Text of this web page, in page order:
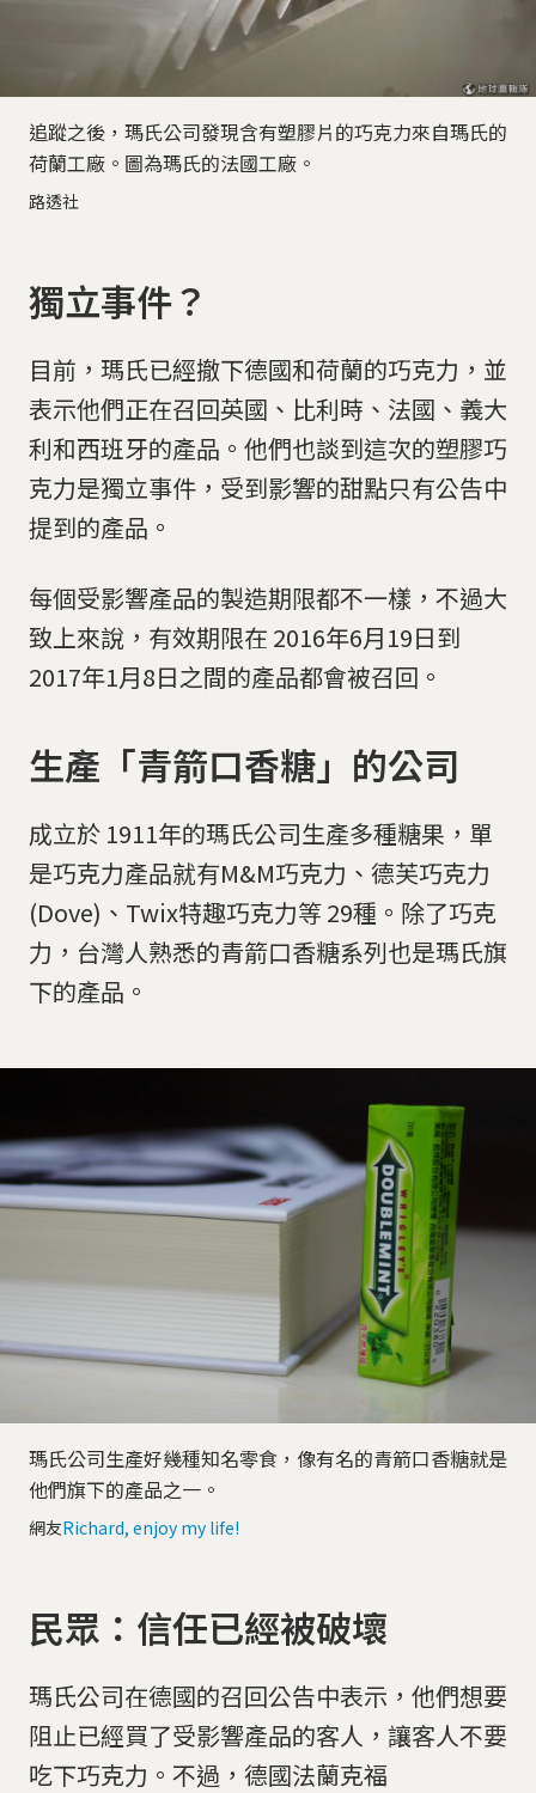
追蹤之後，瑪氏公司發現含有塑膠片的巧克力來自瑪氏的
荷蘭工廠。圖為瑪氏的法國工廠。
路透社
獨立事件？
目前，瑪氏已經撤下德國和荷蘭的巧克力，並
表示他們正在召回英國、比利時、法國、義大
利和西班牙的產品。他們也談到這次的塑膠巧
克力是獨立事件，受到影響的甜點只有公告中
提到的產品。
每個受影響產品的製造期限都不一樣，不過大
致上來說，有效期限在 2016年6月19日到
2017年1月8日之間的產品都會被召回。
生產「青箭口香糖」的公司
成立於 1911年的瑪氏公司生產多種糖果，單
是巧克力產品就有M&M巧克力、德芙巧克力
(Dove)、Twix特趣巧克力等 29種。除了巧克
力，台灣人熟悉的青箭口香糖系列也是瑪氏旗
下的產品。
瑪氏公司生產好幾種知名零食，像有名的青箭口香糖就是
他們旗下的產品之一。
網友Richard, enjoy my life!
民眾：信任已經被破壞
瑪氏公司在德國的召回公告中表示，他們想要
阻止已經買了受影響產品的客人，讓客人不要
吃下巧克力。不過，德國法蘭克福